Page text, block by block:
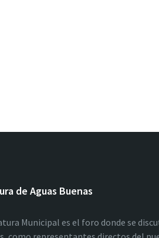
de Aguas Buenas
Municipal es el foro donde se